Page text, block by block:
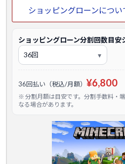
ショッピングローンにつ
ショッピングローン分割回数目安
36回払い（税込/月額） ¥6,800
※ 分割月額は目安です。分割手数料・
なる場合があります。